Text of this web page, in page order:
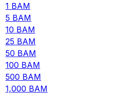
1 BAM
5 BAM
10 BAM
25 BAM
50 BAM
100 BAM
500 BAM
1,000 BAM